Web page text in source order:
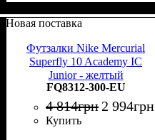
Новая поставка
Футзалки Nike Mercurial
Superfly 10 Academy IC
Junior - желтый
FQ8312-300-EU
4 814грн 2 994грн
Купить